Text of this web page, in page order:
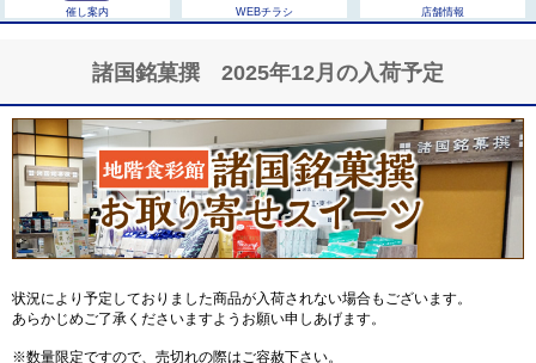
催し案内 WEBチラシ 店舗情報
諸国銘菓撰 2025年12月の入荷予定
状況により予定しておりました商品が入荷されない場合もございます。
あらかじめご了承くださいますようお願い申しあげます。
※数量限定ですので、売切れの際はご容赦下さい。